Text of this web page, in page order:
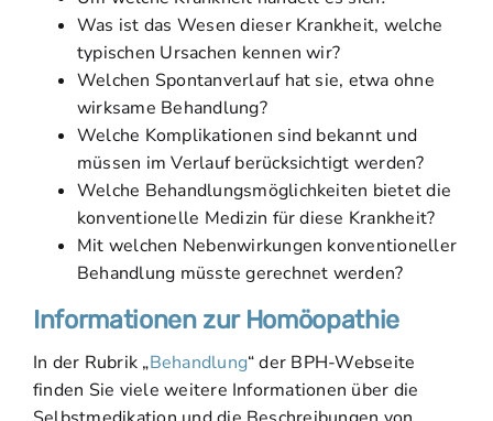
Was ist das Wesen dieser Krankheit, welche
typischen Ursachen kennen wir?
Welchen Spontanverlauf hat sie, etwa ohne
wirksame Behandlung?
Welche Komplikationen sind bekannt und
müssen im Verlauf berücksichtigt werden?
Welche Behandlungsmöglichkeiten bietet die
konventionelle Medizin für diese Krankheit?
Mit welchen Nebenwirkungen konventioneller
Behandlung müsste gerechnet werden?
Informationen zur Homöopathie
In der Rubrik „Behandlung“ der BPH-Webseite
finden Sie viele weitere Informationen über die